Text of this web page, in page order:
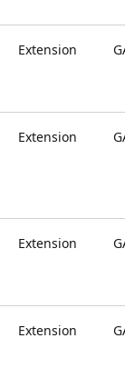
Extension
Extension
Extension
Extension